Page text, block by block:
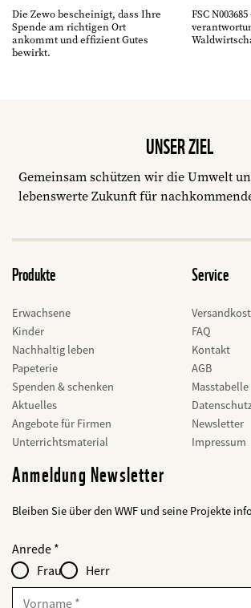
Die Zewo bescheinigt, dass Ihre
Spende am richtigen Ort
ankommt und effizient Gutes
bewirkt.
FSC
UNSER ZIEL
Gemeinsam schützen wir die Umwelt
lebenswerte Zukunft für
Produkte
Erwachsene
Kinder
Nachhaltig leben
Papeterie
Spenden & schenken
Aktuelles
Angebote für Firmen
Unterrichtsmaterial
Service
FAQ
Kontakt
AGB
Masstabelle
Newsletter
Impressum
Anmeldung Newsletter
Bleiben Sie über den WWF und seine Projekte
Infofelder
löschen
-
für
web2lead
Anrede
Frau
Herr